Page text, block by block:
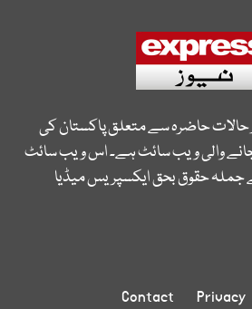
حالات حاضرہ سے متعلق پاکستان کی
والی ویب سائٹ ہے۔ اس ویب سائٹ
جملہ حقوق بحق ایکسپریس میڈیا
Privacy
Contact